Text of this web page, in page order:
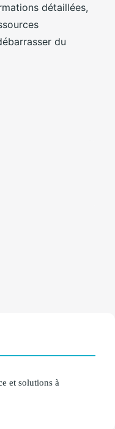
détaillées,
du
et solutions à